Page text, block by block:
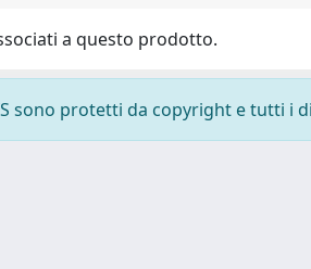
a questo prodotto.
sono protetti da copyright e tutti i